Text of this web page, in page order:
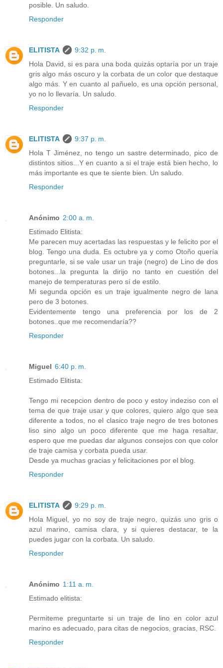
posible. Un saludo.
Responder
ELITISTA
9:32 p. m.
Hola David, si es para una boda quizás optaría por un traje
gris algo más oscuro y la corbata de un color que destaque
algo más. Y en cuanto al pañuelo, es una opción personal,
yo no lo llevaría. Un saludo.
Responder
ELITISTA
9:37 p. m.
Hola T Jiménez, no tengo un sastre determinado, pico de
distintos sitios...Y en cuanto a si el traje está bien hecho, lo
más importante es que te siente bien. Un saludo.
Responder
Anónimo 2:00 a. m.
Estimado Elitista:
Me parecen muy acertadas las respuestas y le felicito por el
blog. Tengo una duda. Es octubre ya y como Otoño quería
preguntarle, si se vale usar un traje (negro) de Lino de dos
botones...la pregunta la dirijo no tanto en cuestión del
manejo de temperaturas pero sí de estilo.
Mi segunda opción es un traje igualmente negro de lana
pero de 3 botones.
Evidentemente tengo una preferencia por los de 2
botones..que me recomendaría??
Responder
Miguel 6:40 p. m.
Estimado Elitista:
Tengo mi recepcion dentro de poco y estoy indeziso con el
tema de que traje usar y que colores, quiero algo que sea
diferente a todos, no el clasico traje negro de tres botones
liso sino algo un poco diferente que me haga resaltar,
espero que me puedas dar algunos consejos con que color
de traje camisa y corbata pueda usar.
Desde ya muchas gracias y felicitaciones por el blog.
Responder
ELITISTA
9:29 p. m.
Hola Miguel, yo no soy de traje negro, quizás uno gris o
azul marino, camisa clara, y si quieres destacar, te la
puedes jugar con la corbata. Un saludo.
Responder
Anónimo 1:11 a. m.
Estimado elitista:
Permiteme preguntarte si un traje de lino en color azul
marino es adecuado, para citas de negocios, gracias, RSC.
Responder